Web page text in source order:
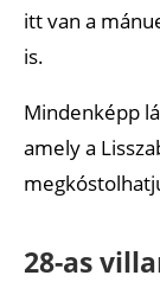
itt van a
is.
Mindenképp
amely a
28-as